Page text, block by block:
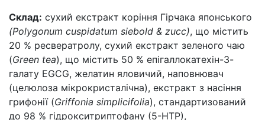
Склад: сухий екстракт коріння Гірчака японського
(Polygonum cuspidatum siebold & zucc), що містить
20 % ресвератролу, сухий екстракт зеленого чаю
(Green tea), що містить 50 % епігаллокатехін-3-
галату EGCG, желатин яловичий, наповнювач
(целюлоза мікрокристалічна), екстракт з насіння
грифонії (Griffonia simplicifolia), стандартизований
до 98 % гідрокситриптофану (5-НТР),